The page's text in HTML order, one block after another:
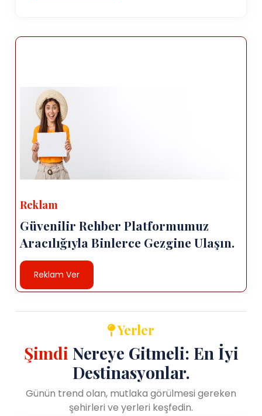
Reklam
Güvenilir Rehber Platformumuz
Aracılığıyla Binlerce Gezgine Ulaşın.
Reklam Ver
Yerler
Şimdi Nereye Gitmeli: En İyi
Destinasyonlar.
Günün trend olan, mutlaka görülmesi gereken
şehirleri ve yerleri keşfedin.